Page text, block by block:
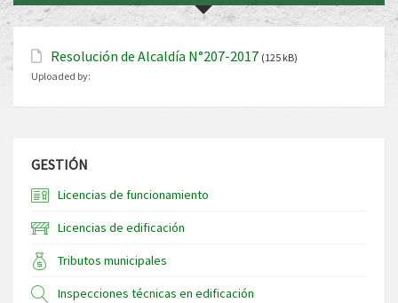
Resolución de Alcaldía N°207-2017 (125 kB)
Uploaded by:
GESTIÓN
Licencias de funcionamiento
Licencias de edificación
Tributos municipales
Inspecciones técnicas en edificación